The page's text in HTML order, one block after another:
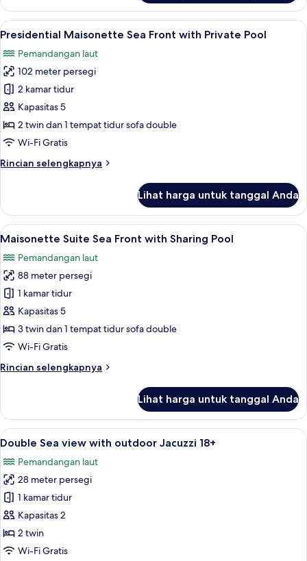
Deluxe
Bungalow
Suite
Private
Pool
Lihat
semua
foto
untuk
Presidential
Maisonette
Sea
Front
Private
Presidential Maisonette Sea Front
15
Presidential Maisonette Sea Front with Private Pool
Pemandangan laut
102 meter persegi
2 kamar tidur
Kapasitas 5
2 twin dan 1 tempat tidur sofa double
Wi-Fi Gratis
Rincian selengkapnya
Rincian
Presidential
Maisonette
Sea
with
Private
Pool
Lihat harga untuk tanggal Anda
Lihat
semua
foto
untuk
Maisonette
Suite
Sea
Front
Sharing
Maisonette Suite Sea Front with
23
Maisonette Suite Sea Front with Sharing Pool
Pemandangan laut
88 meter persegi
1 kamar tidur
Kapasitas 5
3 twin dan 1 tempat tidur sofa double
Wi-Fi Gratis
Rincian selengkapnya
Rincian
Maisonette
Suite
Sea
with
Sharing
Pool
Lihat harga untuk tanggal Anda
Lihat
semua
foto
untuk
Double
Sea
view
with
Double Sea view with outdoor
17
Double Sea view with outdoor Jacuzzi 18+
Pemandangan laut
28 meter persegi
1 kamar tidur
Kapasitas 2
2 twin
Wi-Fi Gratis